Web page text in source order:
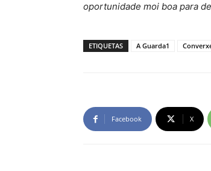
oportunidade moi boa para
ETIQUETAS A Guarda1
Facebook X